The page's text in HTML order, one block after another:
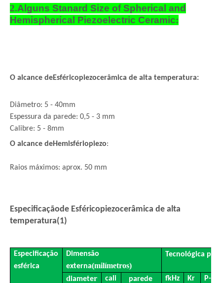
2.Alguns Stanard Size of Spherical and
Hemispherical Piezoelectric Ceramic:
O alcance deEsféricopiezocerâmica de alta temperatura:
Diâmetro: 5 - 40mm
Espessura da parede: 0,5 - 3 mm
Calibre: 5 - 8mm
O alcance deHemisfériopiezo:
Raios máximos: aprox. 50 mm
Especificaçãode Esféricopiezocerâmica de alta
temperatura(1)
Especificação
esférica
Dimensão
externa(milímetros)
Tecnológica
diameter cali parede fkHz Kr P-